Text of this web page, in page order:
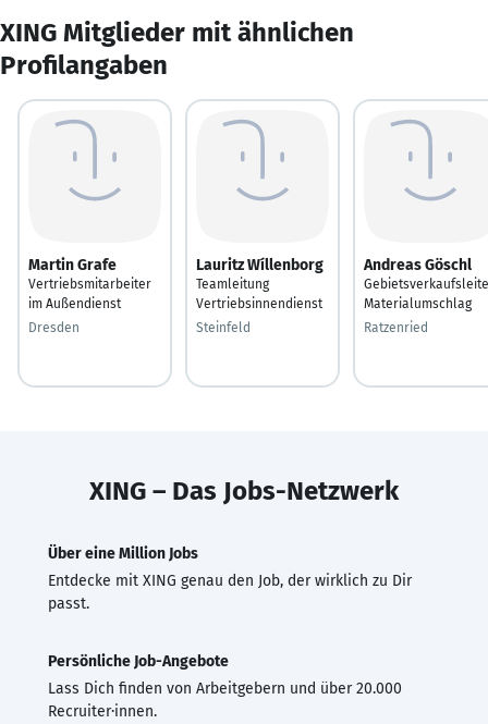
XING Mitglieder mit ähnlichen
Profilangaben
Martin Grafe
Vertriebsmitarbeiter
im Außendienst
Dresden
Lauritz Wíllenborg
Teamleitung
Vertriebsinnendienst
Steinfeld
Andreas Göschl
Materialumschlag
Ratzenried
XING – Das Jobs-Netzwerk
Über eine Million Jobs
Entdecke mit XING genau den Job, der wirklich zu Dir
passt.
Persönliche Job-Angebote
Lass Dich finden von Arbeitgebern und über 20.000
Recruiter·innen.